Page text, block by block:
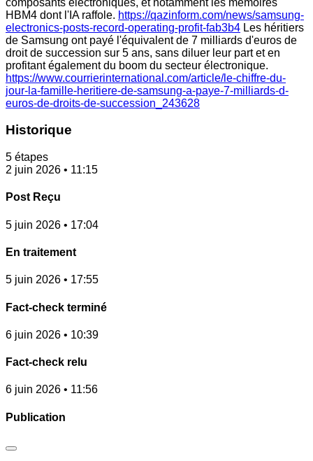
HBM4 dont l'IA raffole. https://qazinform.com/news/samsung-
electronics-posts-record-operating-profit-fab3b4 Les héritiers
de Samsung ont payé l'équivalent de 7 milliards d'euros de
droit de succession sur 5 ans, sans diluer leur part et en
profitant également du boom du secteur électronique.
https://www.courrierinternational.com/article/le-chiffre-du-
jour-la-famille-heritiere-de-samsung-a-paye-7-milliards-d-
euros-de-droits-de-succession_243628
Historique
5 étapes
2 juin 2026 • 11:15
Post Reçu
5 juin 2026 • 17:04
En traitement
5 juin 2026 • 17:55
Fact-check terminé
6 juin 2026 • 10:39
Fact-check relu
6 juin 2026 • 11:56
Publication